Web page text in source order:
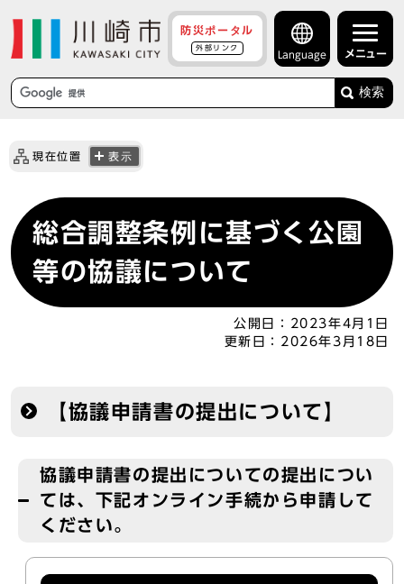
防災ポータル
外部リンク
Language メニュー
検索
現在位置 表示
総合調整条例に基づく公園
等の協議について
公開日：
2023年4月1日
更新日： 2026年3月18日
【協議申請書の提出について】
協議申請書の提出についての提出につい
ては、下記オンライン手続から申請して
ください。